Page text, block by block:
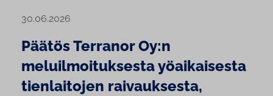
30.06.2026
Päätös Terranor Oy:n
meluilmoituksesta yöaikaisesta
tienlaitojen raivauksesta,